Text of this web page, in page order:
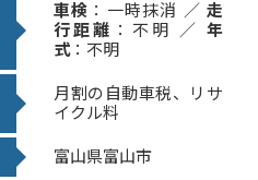
車検 ：一時抹消 ／走
行距離 ：不明 ／ 年
式：不明
月割の自動車税、リサ
イクル料
富山県富山市